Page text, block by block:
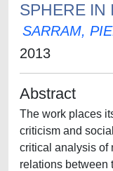
SPHERE IN
SARRAM,
2013
Abstract
The work places
criticism and
critical analysis of
relations between